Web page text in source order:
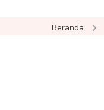
Beranda